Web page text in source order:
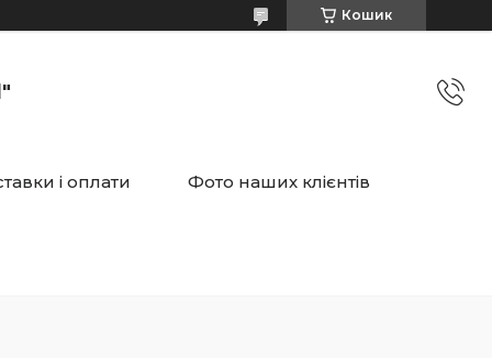
Кошик
і оплати Фото наших клієнтів